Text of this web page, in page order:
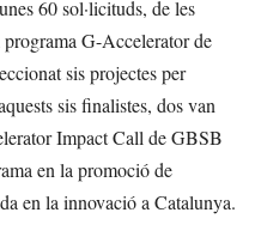
60 sol·licituds, de les
G-Accelerator de
sis projectes per
sis finalistes, dos van
Impact Call de GBSB
en la promoció de
en la innovació a Catalunya.